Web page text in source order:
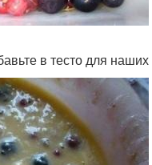
в тесто для